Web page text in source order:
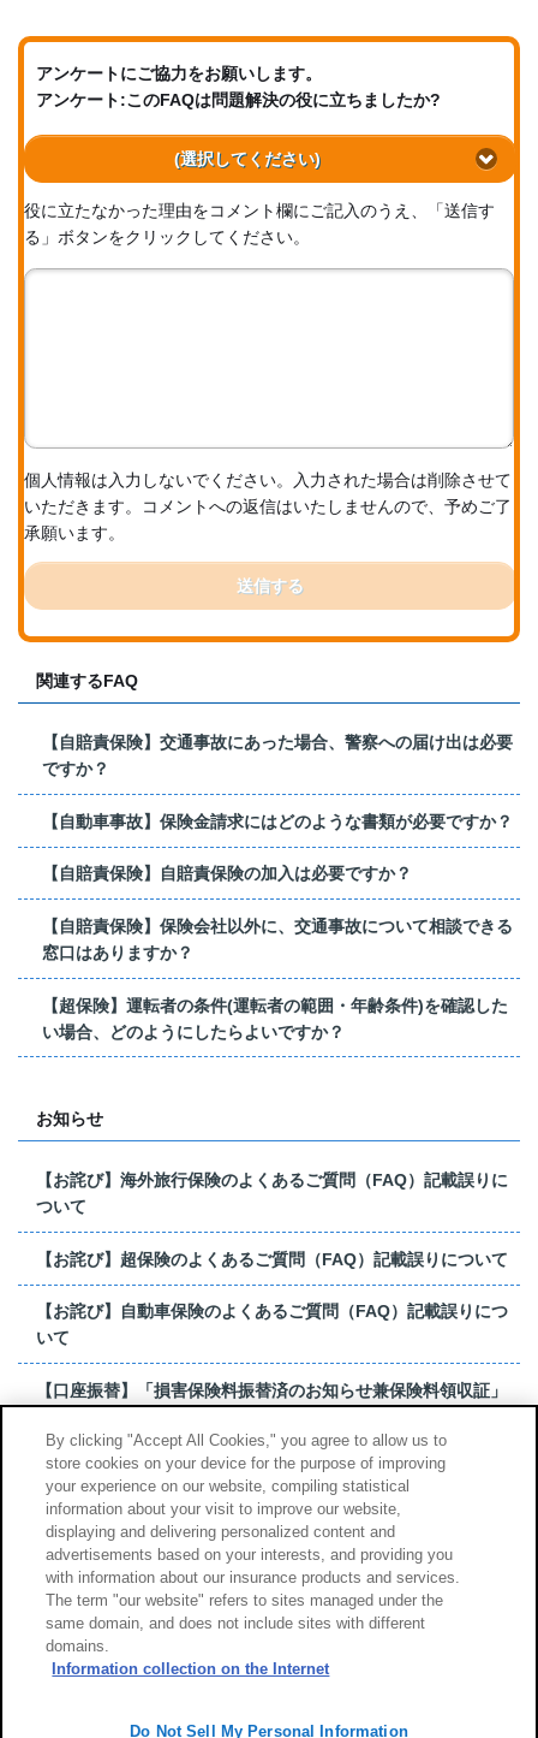
アンケートにご協力をお願いします。
アンケート:このFAQは問題解決の役に立ちましたか?
(選択してください)
役に立たなかった理由をコメント欄にご記入のうえ、「送信す
る」ボタンをクリックしてください。
個人情報は入力しないでください。入力された場合は削除させて
いただきます。コメントへの返信はいたしませんので、予めご了
承願います。
送信する
関連するFAQ
【自賠責保険】交通事故にあった場合、警察への届け出は必要
ですか？
【自動車事故】保険金請求にはどのような書類が必要ですか？
【自賠責保険】自賠責保険の加入は必要ですか？
【自賠責保険】保険会社以外に、交通事故について相談できる
窓口はありますか？
【超保険】運転者の条件(運転者の範囲・年齢条件)を確認した
い場合、どのようにしたらよいですか？
お知らせ
【お詫び】海外旅行保険のよくあるご質問（FAQ）記載誤りに
ついて
【お詫び】超保険のよくあるご質問（FAQ）記載誤りについて
【お詫び】自動車保険のよくあるご質問（FAQ）記載誤りにつ
いて
【口座振替】「損害保険料振替済のお知らせ兼保険料領収証」
【お詫び】超保険のよくあるご質問（FAQ）記載誤りについて
もっと見る
サイトのご利用について
勧誘方針
By clicking "Accept All Cookies," you agree to allow us to
store cookies on your device for the purpose of improving
your experience on our website, compiling statistical
information about your visit to improve our website,
displaying and delivering personalized content and
advertisements based on your interests, and providing you
with information about our insurance products and services.
The term "our website" refers to sites managed under the
same domain, and does not include sites with different
domains.
Information collection on the Internet
Do Not Sell My Personal Information